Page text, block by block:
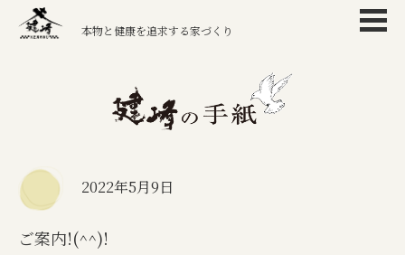
本物と健康を追求する家づくり
2022年5月9日
ご案内!(^^)!